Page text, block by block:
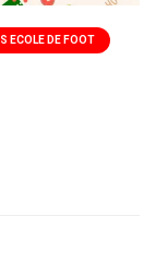
ECOLE DE FOOT